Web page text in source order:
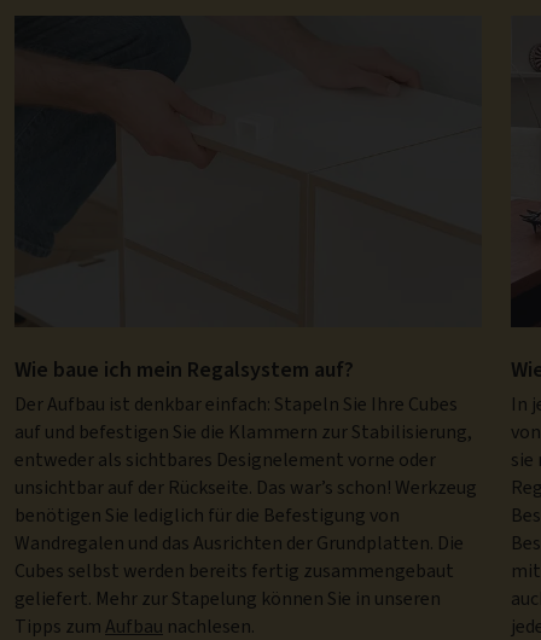
Wie baue ich mein Regalsystem auf?
Der Aufbau ist denkbar einfach: Stapeln Sie Ihre Cubes
auf und befestigen Sie die Klammern zur Stabilisierung,
entweder als sichtbares Designelement vorne oder
unsichtbar auf der Rückseite. Das war’s schon! Werkzeug
benötigen Sie lediglich für die Befestigung von
Wandregalen und das Ausrichten der Grundplatten. Die
Cubes selbst werden bereits fertig zusammengebaut
geliefert. Mehr zur Stapelung können Sie in unseren
Tipps zumAufbau nachlesen.
In
sie